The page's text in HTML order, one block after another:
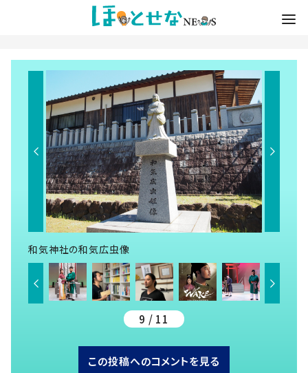
和気神社の和気広虫像
9 / 11
この投稿へのコメントを見る